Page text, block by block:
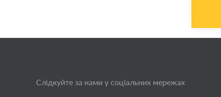
Слідкуйте за нами у соціальних мережах